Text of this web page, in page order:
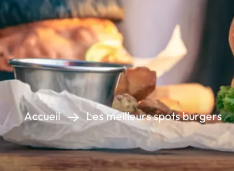
Accueil Les meilleurs spots burgers